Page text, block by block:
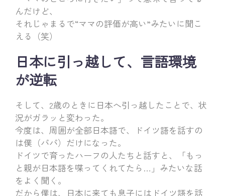
んだけど、
それじゃまるで“ママの評価が高い”みたいに聞こ
える（笑）
日本に引っ越して、言語環境
が逆転
そして、2歳のときに日本へ引っ越したことで、状
況がガラッと変わった。
今度は、周囲が全部日本語で、ドイツ語を話すの
は僕（パパ）だけになった。
ドイツで育ったハーフの人たちと話すと、「もっ
と親が日本語を喋ってくれてたら…」みたいな話
をよく聞く。
だから僕は、日本に来ても息子にはドイツ語を話